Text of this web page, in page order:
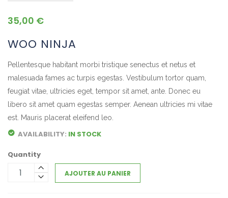
35,00 €
WOO NINJA
Pellentesque habitant morbi tristique senectus et netus et
malesuada fames ac turpis egestas. Vestibulum tortor quam,
feugiat vitae, ultricies eget, tempor sit amet, ante. Donec eu
libero sit amet quam egestas semper. Aenean ultricies mi vitae
est. Mauris placerat eleifend leo.
AVAILABILITY: IN STOCK
Quantity
AJOUTER AU PANIER